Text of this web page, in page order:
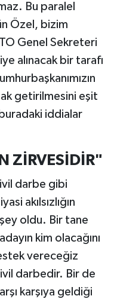
Bu paralel
Özel, bizim
Genel Sekreteri
alınacak bir tarafı
getirilmesini eşit
iddialar
ZİRVESİDİR"
darbe gibi
akılsızlığın
oldu. Bir tane
kim olacağını
vereceğiz
darbedir. Bir de
karşıya geldiği